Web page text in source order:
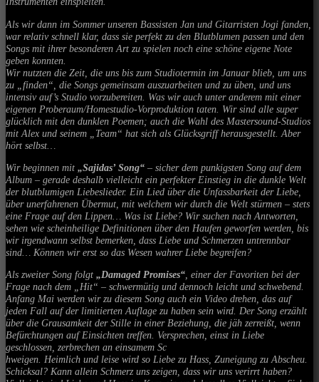
Als wir dann im Sommer unseren Bassisten Jan und Gitarristen Jogi fanden,
war relativ schnell klar, dass sie perfekt zu den Blutblumen passen und den
Songs mit ihrer besonderen Art zu spielen noch eine schöne eigene Note
geben konnten.
Wir nutzten die Zeit, die uns bis zum Studiotermin im Januar blieb, um uns
zu „finden“, die Songs gemeinsam auszuarbeiten und zu üben, und uns
intensiv auf’s Studio vorzubereiten. Was wir auch unter anderem mit einer
eigenen Proberaum/Homestudio-Vorproduktion taten. Wir sind alle super
glücklich mit den dunklen Poemen; auch die Wahl des Mastersound-Studios
mit Alex und seinem „Team“ hat sich als Glücksgriff herausgestellt. Aber
hört selbst…
Wir beginnen mit „Sajidas’ Song“ – sicher dem punkigsten Song auf dem
Album – gerade deshalb vielleicht ein perfekter Einstieg in die dunkle Welt
der blutblumigen Liebeslieder. Ein Lied über die Unfassbarkeit der Liebe,
über unerfahrenen Übermut, mit welchem wir durch die Welt stürmen – stets
eine Frage auf den Lippen… Was ist Liebe? Wir suchen nach Antworten,
sehen wie scheinheilige Definitionen über den Haufen geworfen werden, bis
wir irgendwann selbst bemerken, dass Liebe und Schmerzen untrennbar
sind… Können wir erst so das Wesen wahrer Liebe begreifen?
Als zweiter Song folgt „Damaged Promises“, einer der Favoriten bei der
Frage nach dem „Hit“ – schwermütig und dennoch leicht und schwebend.
Anfang Mai werden wir zu diesem Song auch ein Video drehen, das auf
jeden Fall auf der limitierten Auflage zu haben sein wird. Der Song erzählt
über die Grausamkeit der Stille in einer Beziehung, die jäh zerreißt, wenn
Befürchtungen auf Einsichten treffen. Versprechen, einst in Liebe
geschlossen, zerbrechen an einsamem Sc
hweigen. Heimlich und leise wird so Liebe zu Hass, Zuneigung zu Abscheu.
Schicksal? Kann allein Schmerz uns zeigen, dass wir uns verirrt haben?